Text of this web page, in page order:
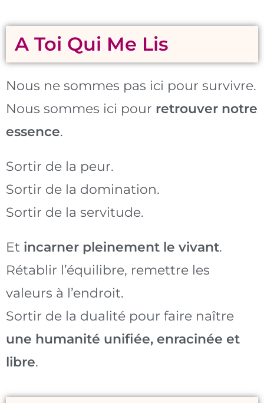
A Toi Qui Me Lis
Nous ne sommes pas ici pour survivre.
Nous sommes ici pour retrouver notre
essence.
Sortir de la peur.
Sortir de la domination.
Sortir de la servitude.
Et incarner pleinement le vivant.
Rétablir l’équilibre, remettre les
valeurs à l’endroit.
Sortir de la dualité pour faire naître
une humanité unifiée, enracinée et
libre.